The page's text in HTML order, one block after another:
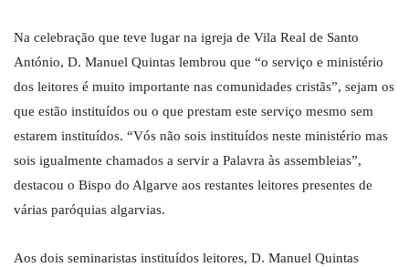
Na celebração que teve lugar na igreja de Vila Real de Santo
António, D. Manuel Quintas lembrou que “o serviço e ministério
dos leitores é muito importante nas comunidades cristãs”, sejam os
que estão instituídos ou o que prestam este serviço mesmo sem
estarem instituídos. “Vós não sois instituídos neste ministério mas
sois igualmente chamados a servir a Palavra às assembleias”,
destacou o Bispo do Algarve aos restantes leitores presentes de
várias paróquias algarvias.
Aos dois seminaristas instituídos leitores, D. Manuel Quintas